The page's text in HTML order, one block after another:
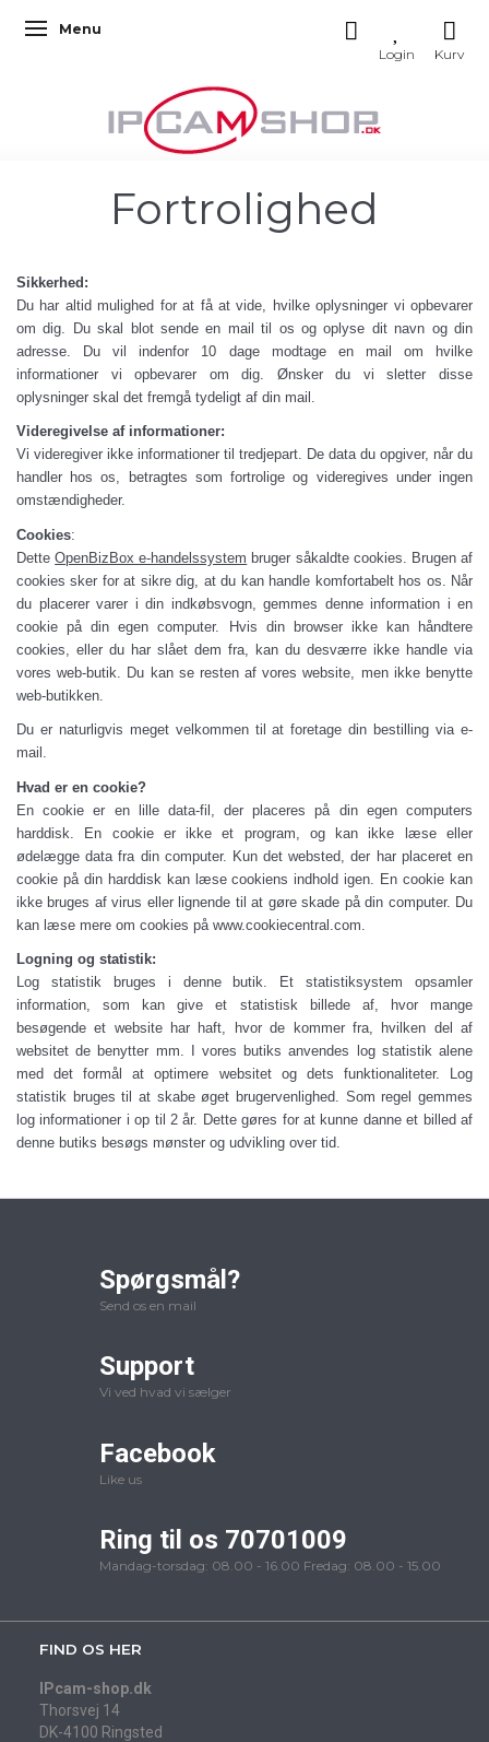
Skifte navigation
Menu
Fortrolighed
Sikkerhed:
Du har altid mulighed for at få at vide, hvilke oplysninger vi opbevarer
om dig. Du skal blot sende en mail til os og oplyse dit navn og din
adresse. Du vil indenfor 10 dage modtage en mail om hvilke
informationer vi opbevarer om dig. Ønsker du vi sletter disse
oplysninger skal det fremgå tydeligt af din mail.
Videregivelse af informationer:
Vi videregiver ikke informationer til tredjepart. De data du opgiver, når du
handler hos os, betragtes som fortrolige og videregives under ingen
omstændigheder.
Cookies:
DetteOpenBizBox e-handelssystem bruger såkaldte cookies. Brugen af
cookies sker for at sikre dig, at du kan handle komfortabelt hos os. Når
du placerer varer i din indkøbsvogn, gemmes denne information i en
cookie på din egen computer. Hvis din browser ikke kan håndtere
cookies, eller du har slået dem fra, kan du desværre ikke handle via
vores web-butik. Du kan se resten af vores website, men ikke benytte
web-butikken.
Du er naturligvis meget velkommen til at foretage din bestilling via e-
mail.
Hvad er en cookie?
En cookie er en lille data-fil, der placeres på din egen computers
harddisk. En cookie er ikke et program, og kan ikke læse eller
ødelægge data fra din computer. Kun det websted, der har placeret en
cookie på din harddisk kan læse cookiens indhold igen. En cookie kan
ikke bruges af virus eller lignende til at gøre skade på din computer. Du
kan læse mere om cookies på www.cookiecentral.com.
Logning og statistik:
Log statistik bruges i denne butik. Et statistiksystem opsamler
information, som kan give et statistisk billede af, hvor mange
besøgende et website har haft, hvor de kommer fra, hvilken del af
websitet de benytter mm. I vores butiks anvendes log statistik alene
med det formål at optimere websitet og dets funktionaliteter. Log
statistik bruges til at skabe øget brugervenlighed. Som regel gemmes
log informationer i op til 2 år. Dette gøres for at kunne danne et billed af
denne butiks besøgs mønster og udvikling over tid.
Spørgsmål?
Send os en mail
Support
Vi ved hvad vi sælger
Facebook
Like us
Ring til os 70701009
Mandag-torsdag: 08.00 - 16.00 Fredag: 08.00 - 15.00
FIND OS HER
IPcam-shop.dk
Thorsvej 14
DK-4100 Ringsted